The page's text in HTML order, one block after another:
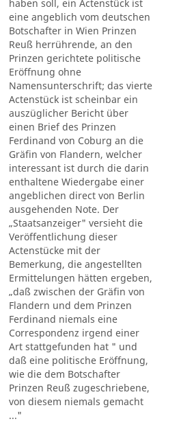
haben soll, ein Actenstück ist
eine angeblich vom deutschen
Botschafter in Wien Prinzen
Reuß herrührende, an den
Prinzen gerichtete politische
Eröffnung ohne
Namensunterschrift; das vierte
Actenstück ist scheinbar ein
auszüglicher Bericht über
einen Brief des Prinzen
Ferdinand von Coburg an die
Gräfin von Flandern, welcher
interessant ist durch die darin
enthaltene Wiedergabe einer
angeblichen direct von Berlin
ausgehenden Note. Der
„Staatsanzeiger" versieht die
Veröffentlichung dieser
Actenstücke mit der
Bemerkung, die angestellten
Ermittelungen hätten ergeben,
„daß zwischen der Gräfin von
Flandern und dem Prinzen
Ferdinand niemals eine
Correspondenz irgend einer
Art stattgefunden hat " und
daß eine politische Eröffnung,
wie die dem Botschafter
Prinzen Reuß zugeschriebene,
von diesem niemals gemacht
..."